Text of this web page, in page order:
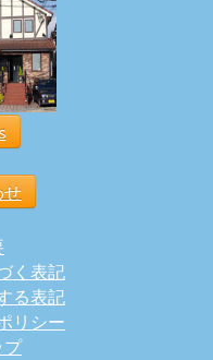
せ
く表記
る表記
リシー
プ